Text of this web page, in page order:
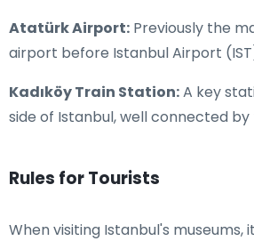
Atatürk Airport: Previously the
airport before Istanbul Airport
Kadıköy Train Station:A key
side of Istanbul, well connected by
Rules for Tourists
When visiting Istanbul's